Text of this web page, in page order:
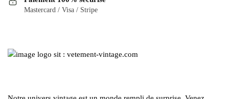
Mastercard / Visa / Stripe